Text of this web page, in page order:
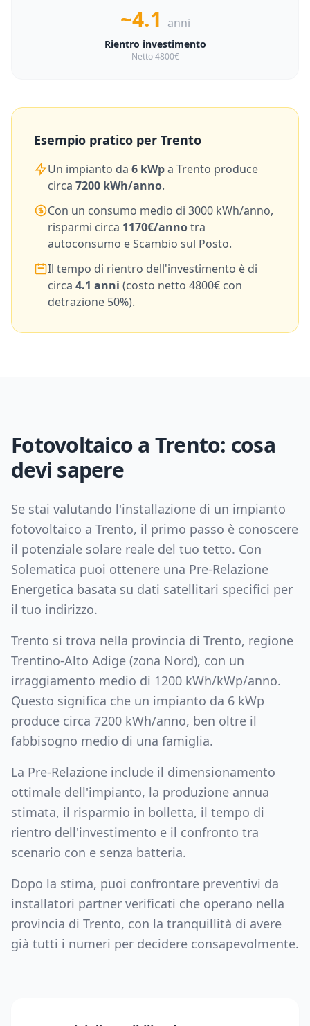
~4.1 anni
Rientro investimento
Netto 4800€
Esempio pratico per Trento
Un impianto da 6 kWpa Trento produce
circa 7200 kWh/anno.
Con un consumo medio di 3000 kWh/anno,
risparmi circa 1170€/annotra
autoconsumo e Scambio sul Posto.
Il tempo di rientro dell'investimento è di
circa 4.1 anni (costo netto 4800€ con
detrazione 50%).
Fotovoltaico a Trento: cosa
devi sapere
Se stai valutando l'installazione di un impianto
fotovoltaico a Trento, il primo passo è conoscere
il potenziale solare reale del tuo tetto. Con
Solematica puoi ottenere una Pre-Relazione
Energetica basata su dati satellitari specifici per
il tuo indirizzo.
Trento si trova nella provincia di Trento, regione
Trentino-Alto Adige (zona Nord), con un
irraggiamento medio di 1200 kWh/kWp/anno.
Questo significa che un impianto da 6 kWp
produce circa 7200 kWh/anno, ben oltre il
fabbisogno medio di una famiglia.
La Pre-Relazione include il dimensionamento
ottimale dell'impianto, la produzione annua
stimata, il risparmio in bolletta, il tempo di
rientro dell'investimento e il confronto tra
scenario con e senza batteria.
Dopo la stima, puoi confrontare preventivi da
installatori partner verificati che operano nella
provincia di Trento, con la tranquillità di avere
già tutti i numeri per decidere consapevolmente.